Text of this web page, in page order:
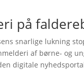
på
snarlige lukning
af børne- og
digitale